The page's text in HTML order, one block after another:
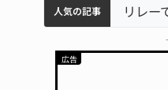
人気の記事
中学校の陶壁モニュメント 地元建設会社がボランティアで清掃 伊賀名張市立病院のDMAT、熊本地震の被災地へ 能登以来3回目の派遣
【インターハイ⑨】ソフトテニス ミス減らし上位狙う 近大高専